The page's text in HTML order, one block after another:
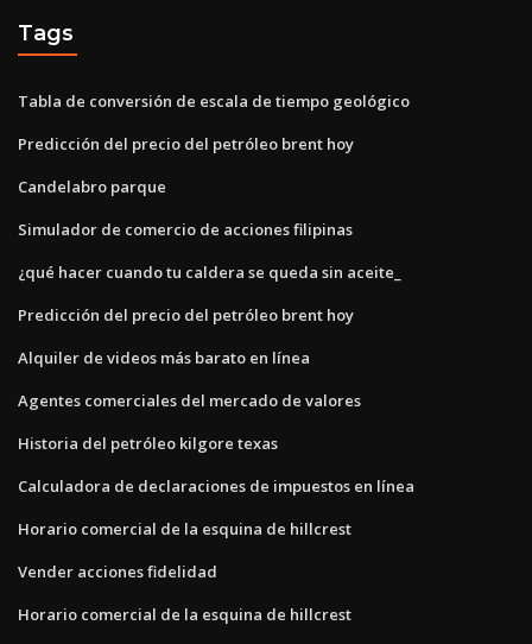
Tags
Tabla de conversión de escala de tiempo geológico
Predicción del precio del petróleo brent hoy
Candelabro parque
Simulador de comercio de acciones filipinas
¿qué hacer cuando tu caldera se queda sin aceite_
Predicción del precio del petróleo brent hoy
Alquiler de videos más barato en línea
Agentes comerciales del mercado de valores
Historia del petróleo kilgore texas
Calculadora de declaraciones de impuestos en línea
Horario comercial de la esquina de hillcrest
Vender acciones fidelidad
Horario comercial de la esquina de hillcrest